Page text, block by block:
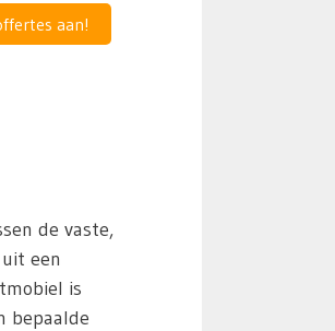
aan!
de vaste,
een
is
bepaalde